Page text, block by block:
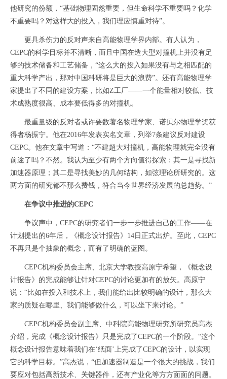
他研究的份额，“基础物理固然重要，但生命科学不重要吗？化学
不重要吗？对这样大的投入，我们理应慎重对待”。
更具杀伤力的反对声来自高能物理学界内部。有人认为，
CEPC的科学目标并不清晰，而且中国在造大型对撞机上并没有足
够的技术储备和工艺储备，“这么大的投入如果没有与之相匹配的
重大科学产出，那对中国科研将是巨大的浪费”。还有高能物理学
家提出了不同的建设方案，比如Z工厂——一个能量相对较低、技
术成熟度很高、成本要低得多的对撞机。
最重量级的反对者或许要数著名物理学家、诺贝尔物理学奖获
得者杨振宁。他在2016年发表实名文章，列举7条建议反对建设
CEPC。他在文章中写道：“不建超大对撞机，高能物理就完全没有
前途了吗？不然。我认为至少有两个方向值得探索：其一是寻找新
加速器原理；其二是寻找美妙的几何结构，如弦理论所研究的。这
两方面的研究都不那么费钱，符合当今世界经济发展的总趋势。”
在争议中推进的CEPC
争议声中，CEPC的研究者们一步一步推进自己的工作——在
计划提出的6年后，《概念设计报告》14日正式出炉。至此，CEPC
不再只是个抽象的概念，而有了明确的蓝图。
CEPC机构委员会主席、北京大学教授高原宁希望，《概念设
计报告》的完成能够让针对CEPC的讨论更加有的放矢。高原宁
说：“比如在投入和技术上，我们能给出比较明确的设计，那么大
家的质疑在哪里、我们能够做什么，可以坐下来讨论。”
CEPC机构委员会副主席、中科院高能物理研究所研究员高杰
介绍，完成《概念设计报告》只是完成了CEPC的一个阶段。“这个
概念设计报告意味着我们在‘纸面’上完成了CEPC的设计，以实现
它的科学目标。”高杰说，“但加速器制造是一个很大的挑战，我们
要应对包括高新技术、关键器件，还有产业化等方方面面的问题。